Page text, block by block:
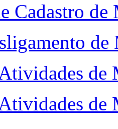
Cadastro
de